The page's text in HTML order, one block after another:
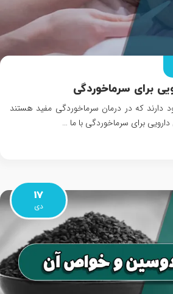
برای سرماخوردگی
دارند که در درمان سرماخوردگی مفید هستند
برای سرماخوردگی با ما …
17
دی